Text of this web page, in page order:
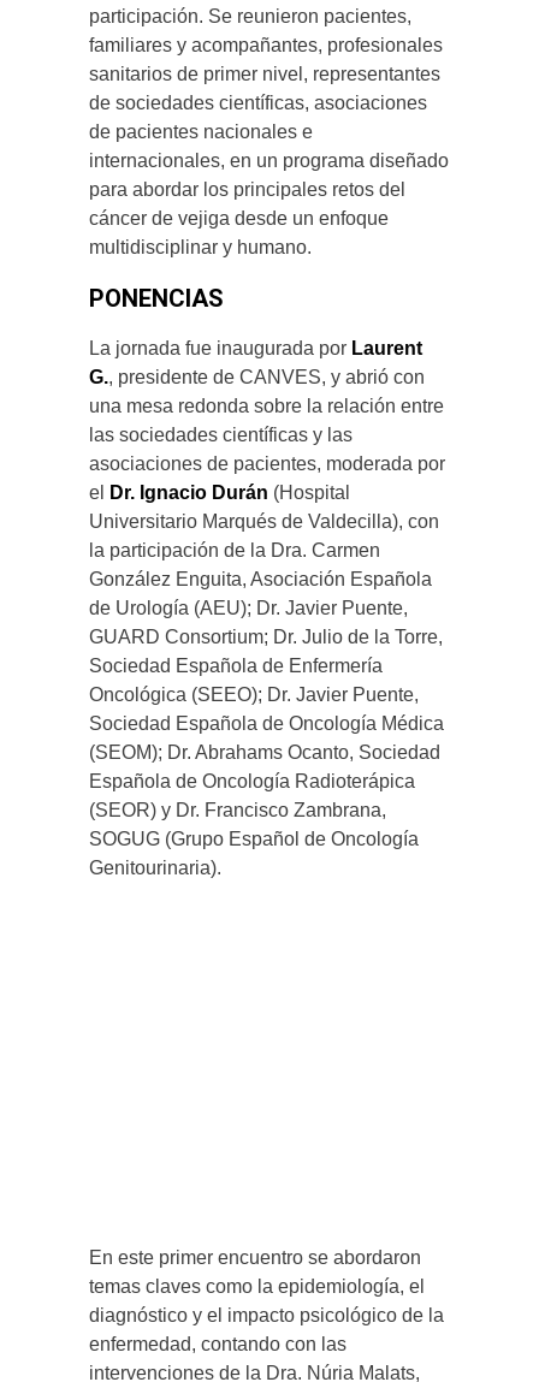
participación. Se reunieron pacientes,
familiares y acompañantes, profesionales
sanitarios de primer nivel, representantes
de sociedades científicas, asociaciones
de pacientes nacionales e
internacionales, en un programa diseñado
para abordar los principales retos del
cáncer de vejiga desde un enfoque
multidisciplinar y humano.
PONENCIAS
La jornada fue inaugurada por Laurent
G., presidente de CANVES, y abrió con
una mesa redonda sobre la relación entre
las sociedades científicas y las
asociaciones de pacientes, moderada por
el
Dr. Ignacio Durán (Hospital
Universitario Marqués de Valdecilla), con
la participación de la Dra. Carmen
González Enguita, Asociación Española
de Urología (AEU); Dr. Javier Puente,
GUARD Consortium; Dr. Julio de la Torre,
Sociedad Española de Enfermería
Oncológica (SEEO); Dr. Javier Puente,
Sociedad Española de Oncología Médica
(SEOM); Dr. Abrahams Ocanto, Sociedad
Española de Oncología Radioterápica
(SEOR) y Dr. Francisco Zambrana,
SOGUG (Grupo Español de Oncología
Genitourinaria).
En este primer encuentro se abordaron
temas claves como la epidemiología, el
diagnóstico y el impacto psicológico de la
enfermedad, contando con las
intervenciones de la Dra. Núria Malats,